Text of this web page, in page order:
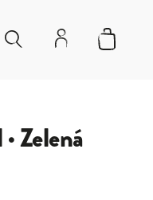
Zelená